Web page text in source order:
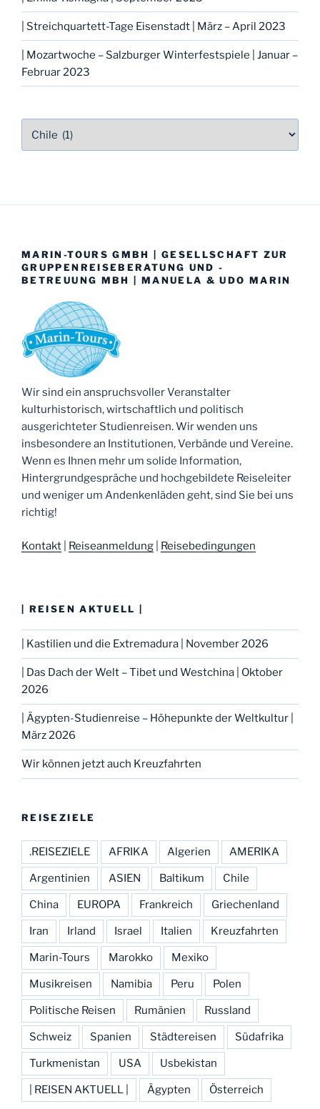
| Streichquartett-Tage Eisenstadt | März – April 2023
| Mozartwoche – Salzburger Winterfestspiele | Januar –
Februar 2023
MARIN-TOURS GMBH | GESELLSCHAFT ZUR
GRUPPENREISEBERATUNG UND -
BETREUUNG MBH | MANUELA & UDO MARIN
Wir sind ein anspruchsvoller Veranstalter
kulturhistorisch, wirtschaftlich und politisch
ausgerichteter Studienreisen. Wir wenden uns
insbesondere an Institutionen, Verbände und Vereine.
Wenn es Ihnen mehr um solide Information,
Hintergrundgespräche und hochgebildete Reiseleiter
und weniger um Andenkenläden geht, sind Sie bei uns
richtig!
Kontakt Reiseanmeldung Reisebedingungen
| REISEN AKTUELL |
| Kastilien und die Extremadura | November 2026
| Das Dach der Welt – Tibet und Westchina | Oktober
2026
| Ägypten-Studienreise – Höhepunkte der Weltkultur |
März 2026
Wir können jetzt auch Kreuzfahrten
REISEZIELE
.REISEZIELE AFRIKA Algerien AMERIKA
Argentinien ASIEN Baltikum Chile
China EUROPA Frankreich Griechenland
Iran Irland Israel Italien Kreuzfahrten
Marin-Tours Marokko Mexiko
Musikreisen Namibia Peru Polen
Politische Reisen Rumänien Russland
Schweiz Spanien Städtereisen Südafrika
Turkmenistan USA Usbekistan
| REISEN AKTUELL | Ägypten Österreich